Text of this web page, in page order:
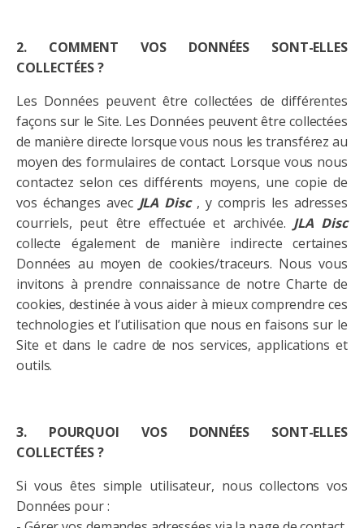
2. COMMENT VOS DONNÉES SONT-ELLES
COLLECTÉES ?
Les Données peuvent être collectées de différentes
façons sur le Site. Les Données peuvent être collectées
de manière directe lorsque vous nous les transférez au
moyen des formulaires de contact. Lorsque vous nous
contactez selon ces différents moyens, une copie de
vos échanges avec JLA Disc, y compris les adresses
courriels, peut être effectuée et archivée. JLA Disc
collecte également de manière indirecte certaines
Données au moyen de cookies/traceurs. Nous vous
invitons à prendre connaissance de notre Charte de
cookies, destinée à vous aider à mieux comprendre ces
technologies et l’utilisation que nous en faisons sur le
Site et dans le cadre de nos services, applications et
outils.
3. POURQUOI VOS DONNÉES SONT-ELLES
COLLECTÉES ?
Si vous êtes simple utilisateur, nous collectons vos
Données pour :